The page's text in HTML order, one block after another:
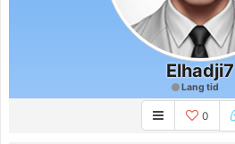
Elhadji7
Lang tid
0